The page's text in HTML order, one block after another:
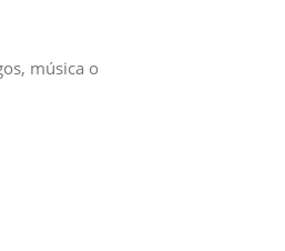
música o